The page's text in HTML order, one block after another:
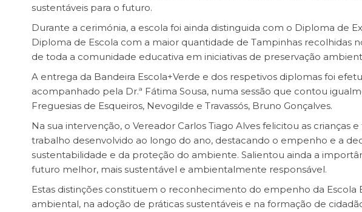
sustentáveis para o futuro.
Durante a cerimónia, a escola foi ainda distinguida com o Diploma de
Diploma de Escola com a maior quantidade de Tampinhas recolhidas
de toda a comunidade educativa em iniciativas de preservação
A entrega da Bandeira Escola+Verde e dos respetivos diplomas foi
acompanhado pela Dr.ª Fátima Sousa, numa sessão que contou
Freguesias de Esqueiros, Nevogilde e Travassós, Bruno Gonçalves.
Na sua intervenção, o Vereador Carlos Tiago Alves felicitou as
trabalho desenvolvido ao longo do ano, destacando o empenho e a
sustentabilidade e da proteção do ambiente. Salientou ainda a
futuro melhor, mais sustentável e ambientalmente responsável.
Estas distinções constituem o reconhecimento do empenho da Escola
ambiental, na adoção de práticas sustentáveis e na formação de